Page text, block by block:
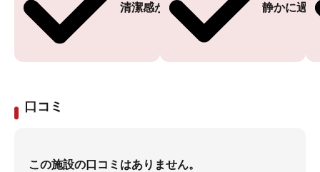
清潔感がある 静かに過
口コミ
この施設の口コミはありません。